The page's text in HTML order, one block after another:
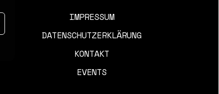
IMPRESSUM
DATENSCHUTZERKLÄRUNG
KONTAKT
EVENTS